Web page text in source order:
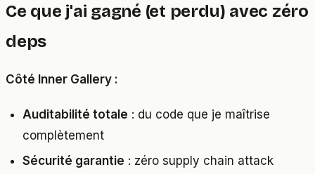
Ce que j'ai gagné (et perdu) avec zéro
deps
Côté Inner Gallery :
Auditabilité totale : du code que je maîtrise
complètement
Sécurité garantie : zéro supply chain attack